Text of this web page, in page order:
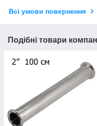
Всі умови повернення
Подібні товари